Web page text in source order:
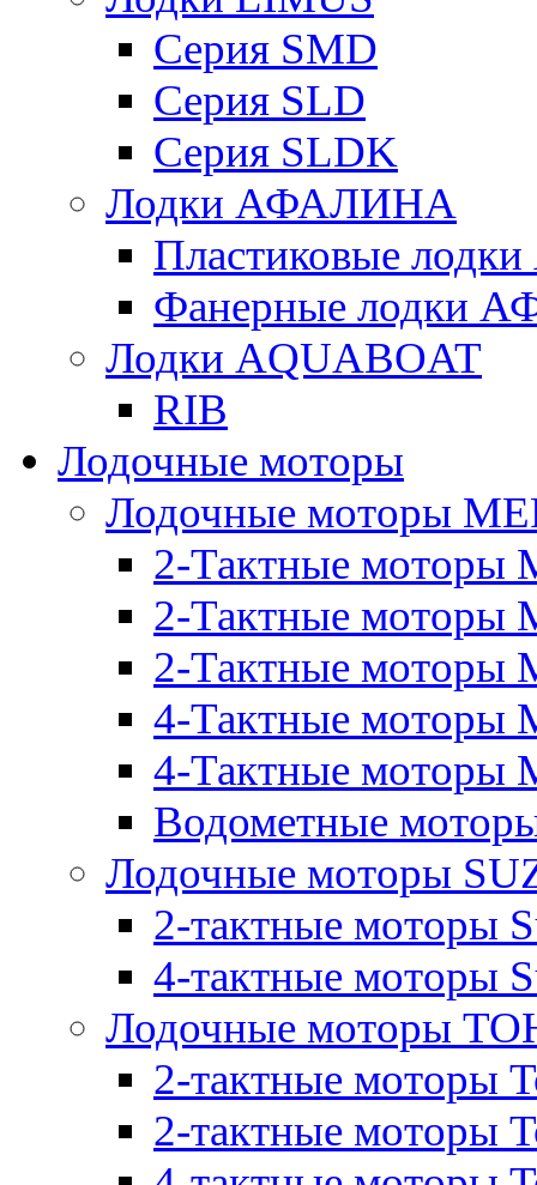
Серия SMD
Серия SLD
Серия SLDK
Лодки АФАЛИНА
Пластиковые
Фанерные лодки
Лодки AQUABOAT
RIB
Лодочные моторы
Лодочные моторы
2-Тактные моторы
2-Тактные моторы
2-Тактные моторы
4-Тактные моторы
4-Тактные моторы
Водометные
Лодочные моторы
2-тактные моторы
4-тактные моторы
Лодочные моторы
2-тактные моторы
2-тактные моторы